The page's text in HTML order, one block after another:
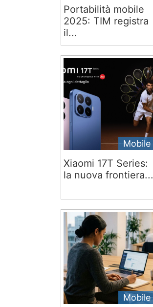
Portabilità mobile
2025: TIM registra
il...
Mobile
Xiaomi 17T Series:
la nuova frontiera...
Mobile